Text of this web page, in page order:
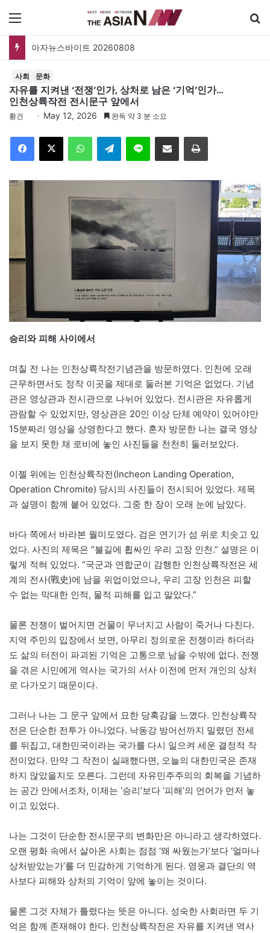
메뉴
아자뉴스바이트 20260808
사회 문화
자유를 지켜낸 ‘전쟁’인가, 상처로 남은 ‘기억’인가…
인천상륙작전 전시문구 앞에서
황건 May 12, 2026 완독 약 3 분 소요
Facebook
X WhatsAppTelegramLine 이메일 인쇄
승리와 피해 사이에서
며칠 전 나는 인천상륙작전기념관을 방문하였다. 인천에 오래
근무하면서도 정작 이곳을 제대로 둘러본 기억은 없었다. 기념
관은 영상관과 전시관으로 나뉘어 있었다. 전시관은 자유롭게
관람할 수 있었지만, 영상관은 20인 이상 단체 예약이 있어야만
15분짜리 영상을 상영한다고 했다. 혼자 방문한 나는 결국 영상
을 보지 못한 채 로비에 놓인 사진들을 천천히 둘러보았다.
이젤 위에는 인천상륙작전(Incheon Landing Operation,
Operation Chromite) 당시의 사진들이 전시되어 있었다. 제목
과 설명이 함께 붙어 있었다. 그중 한 장이 오래 눈에 남았다.
바다 쪽에서 바라본 월미도였다. 검은 연기가 섬 위로 치솟고 있
었다. 사진의 제목은 “불길에 휩싸인 우리 고장 인천.” 설명은 이
렇게 적혀 있었다. “국군과 연합군이 감행한 인천상륙작전은 세
계의 전사(戰史)에 남을 위업이었으나, 우리 고장 인천은 피할
수 없는 막대한 인적, 물적 피해를 입고 말았다.”
물론 전쟁이 벌어지면 건물이 무너지고 사람이 죽거나 다친다.
지역 주민의 입장에서 보면, 아무리 정의로운 전쟁이라 하더라
도 삶의 터전이 파괴된 기억은 고통으로 남을 수밖에 없다. 전쟁
을 겪은 시민에게 역사는 국가의 서사 이전에 먼저 개인의 상처
로 다가오기 때문이다.
그러나 나는 그 문구 앞에서 묘한 당혹감을 느꼈다. 인천상륙작
전은 단순한 전투가 아니었다. 낙동강 방어선까지 밀렸던 전세
를 뒤집고, 대한민국이라는 국가를 다시 일으켜 세운 결정적 작
전이었다. 만약 그 작전이 실패했다면, 오늘의 대한민국은 존재
하지 않았을지도 모른다. 그런데 자유민주주의의 회복을 기념하
는 공간 안에서조차, 이제는 ‘승리’보다 ‘피해’의 언어가 먼저 놓
이고 있었다.
나는 그것이 단순한 전시문구의 변화만은 아니라고 생각하였다.
오랜 평화 속에서 살아온 사회는 점점 ‘왜 싸웠는가’보다 ‘얼마나
상처받았는가’를 더 민감하게 기억하게 된다. 영웅과 결단의 역
사보다 피해와 상처의 기억이 앞에 놓이는 것이다.
물론 그것 자체가 틀렸다는 뜻은 아니다. 성숙한 사회라면 두 기
억은 함께 존재해야 한다. 인천상륙작전은 자유를 지켜낸 역사